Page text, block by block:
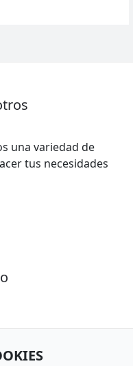
una variedad de
tus necesidades